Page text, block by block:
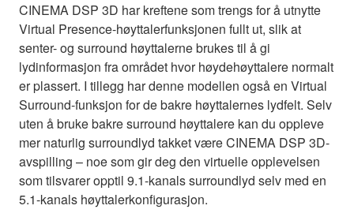
CINEMA DSP 3D har kreftene som trengs for å utnytte
Virtual Presence-høyttalerfunksjonen fullt ut, slik at
senter- og surround høyttalerne brukes til å gi
lydinformasjon fra området hvor høydehøyttalere normalt
er plassert. I tillegg har denne modellen også en Virtual
Surround-funksjon for de bakre høyttalernes lydfelt. Selv
uten å bruke bakre surround høyttalere kan du oppleve
mer naturlig surroundlyd takket være CINEMA DSP 3D-
avspilling – noe som gir deg den virtuelle opplevelsen
som tilsvarer opptil 9.1-kanals surroundlyd selv med en
5.1-kanals høyttalerkonfigurasjon.